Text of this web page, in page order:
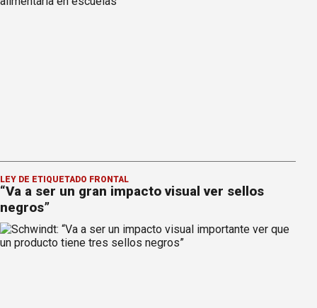
LEY DE ETIQUETADO FRONTAL
“Va a ser un gran impacto visual ver sellos
negros”